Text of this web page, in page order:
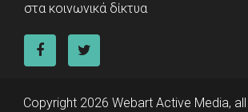
στα κοινωνικά δίκτυα
Copyright 2026 Webart Active Media,